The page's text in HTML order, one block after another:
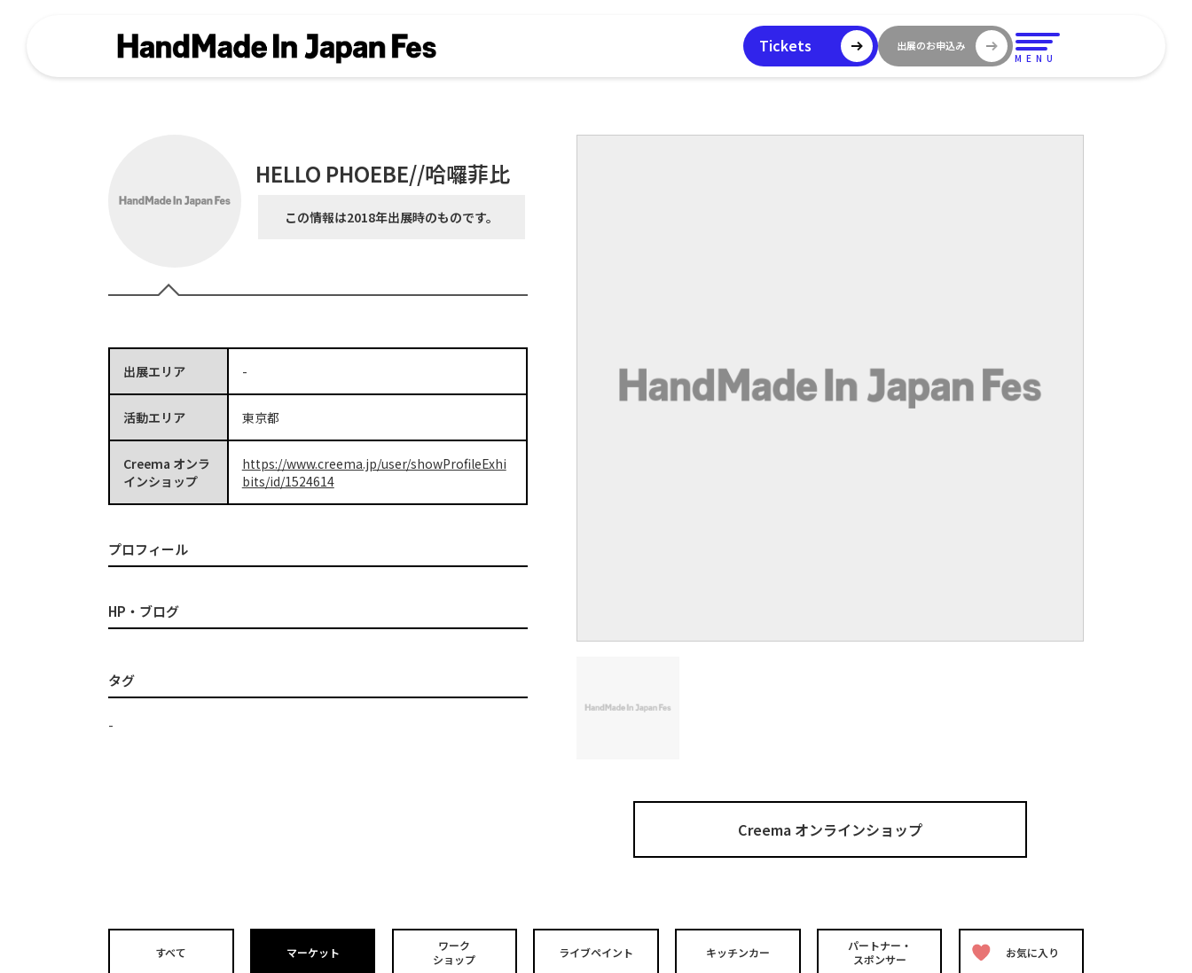
Tickets 出展のお申込み
MENU
HELLO PHOEBE//哈囉菲比
この情報は2018年出展時のものです。
出展エリア -
活動エリア 東京都
Creema オンラ
インショップ
https://www.creema.jp/user/showProfileExhi
bits/id/1524614
プロフィール
HP・ブログ
タグ
-
Creema オンラインショップ
すべて マーケット
ワーク
ショップ
ライブペイント キッチンカー
パートナー・
スポンサー
お気に入り